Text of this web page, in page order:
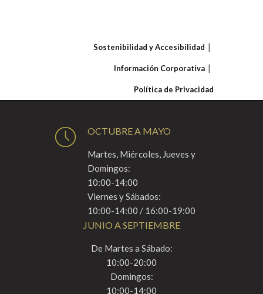
Sostenibilidad y Accesibilidad
Información Corporativa
Política de Privacidad
OCTUBRE A MAYO
Martes, Miércoles, Jueves y
Domingos:
10:00-14:00
Viernes y Sábados:
10:00-14:00 / 16:00-19:00
JUNIO A SEPTIEMBRE
De Martes a Sábado:
10:00-20:00
Domingos:
10:00-14:00